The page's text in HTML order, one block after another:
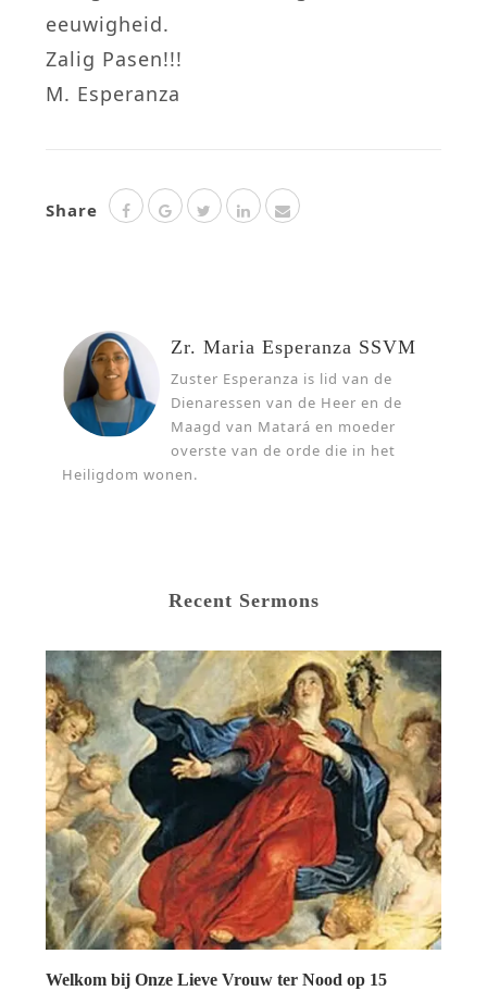
eeuwigheid.
Zalig Pasen!!!
M. Esperanza
Share
Zr. Maria Esperanza SSVM
Zuster Esperanza is lid van de
Dienaressen van de Heer en de
Maagd van Matará en moeder
overste van de orde die in het
Heiligdom wonen.
Recent Sermons
Welkom bij Onze Lieve Vrouw ter Nood op 15